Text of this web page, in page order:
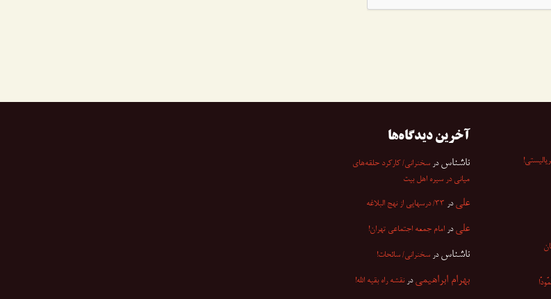
آخرین دیدگاه‌ها
ناشناس در سخنرانی/ کارکرد حلقه‌های
میانی در سیره اهل بیت
علی در ۳۳/ درسهایی از نهج البلاغه
علی در امام جمعه اجتماعی تهران!
ناشناس در سخنرانی/ سائحات!
بهرام ابراهیمی درنقشه راه بقیه الله!